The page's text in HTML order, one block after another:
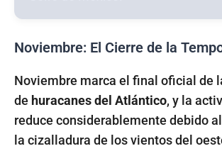
Noviembre: El Cierre de la
Noviembre marca el final oficial de
de huracanes del Atlántico, y la
reduce considerablemente debido
la cizalladura de los vientos del